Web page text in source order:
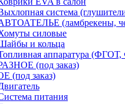
система
(ламбрекены,
силовые
и кольца
аппаратура
(под заказ)
(под заказ)
питания